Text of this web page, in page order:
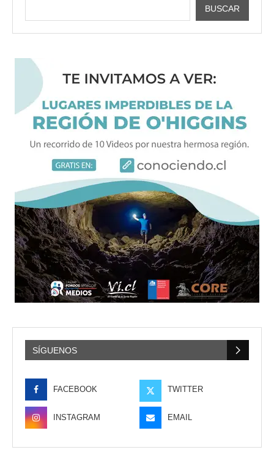
BUSCAR
SÍGUENOS
FACEBOOK TWITTER
INSTAGRAM EMAIL